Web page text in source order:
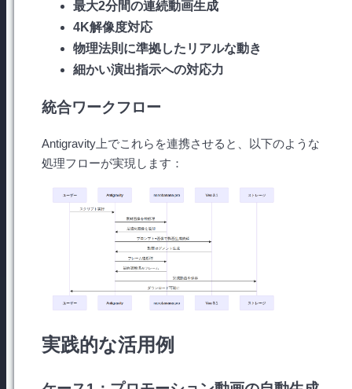
最大2分間の連続動画生成
4K解像度対応
物理法則に準拠したリアルな動き
細かい演出指示への対応力
統合ワークフロー
Antigravity上でこれらを連携させると、以下のような
処理フローが実現します：
実践的な活用例